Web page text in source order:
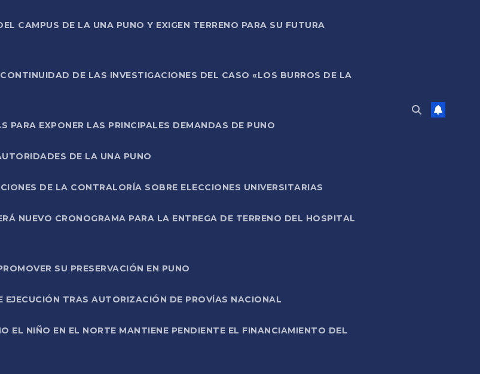
CAMPUS DE LA UNA PUNO Y EXIGEN TERRENO PARA SU FUTURA
DE LAS INVESTIGACIONES DEL CASO «LOS BURROS DE LA
PARA EXPONER LAS PRINCIPALES DEMANDAS DE PUNO
DE LA UNA PUNO
DE LA CONTRALORÍA SOBRE ELECCIONES UNIVERSITARIAS
NUEVO CRONOGRAMA PARA LA ENTREGA DE TERRENO DEL HOSPITAL
SU PRESERVACIÓN EN PUNO
EJECUCIÓN TRAS AUTORIZACIÓN DE PROVÍAS NACIONAL
EL NIÑO EN EL NORTE MANTIENE PENDIENTE EL FINANCIAMIENTO DEL